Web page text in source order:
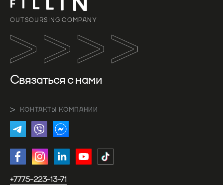
OUTSOURSING COMPANY
Связаться с нами
КОНТАКТЫ КОМПАНИИ
+7775-223-13-71